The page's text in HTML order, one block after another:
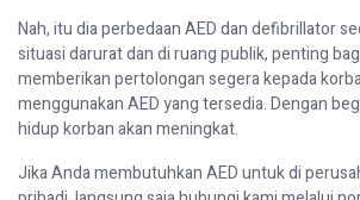
Nah, itu dia perbedaan AED dan defibrillator
situasi darurat dan di ruang publik, penting
memberikan pertolongan segera kepada
menggunakan AED yang tersedia. Dengan
hidup korban akan meningkat.
Jika Anda membutuhkan AED untuk di